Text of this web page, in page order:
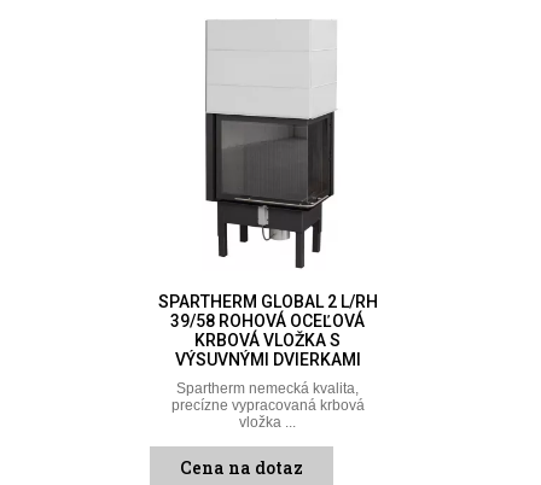
SPARTHERM GLOBAL 2 L/RH
39/58 ROHOVÁ OCEĽOVÁ
KRBOVÁ VLOŽKA S
VÝSUVNÝMI DVIERKAMI
Spartherm nemecká kvalita,
precízne vypracovaná krbová
vložka ...
Cena na dotaz